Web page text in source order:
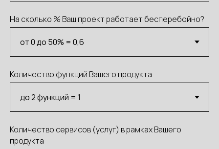
На сколько % Ваш проект работает бесперебойно?
Количество функций Вашего продукта
Количество сервисов (услуг) в рамках Вашего
продукта